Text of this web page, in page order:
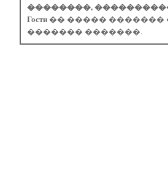
��������,
Гости�� ����� �������
������� �������.